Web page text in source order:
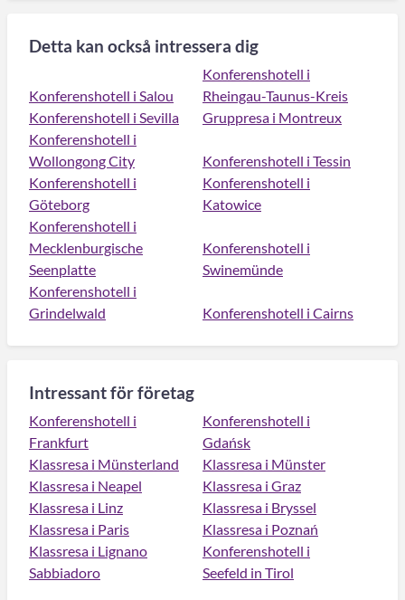
Detta kan också intressera dig
Konferenshotell i Salou
Konferenshotell i
Rheingau-Taunus-Kreis
Konferenshotell i Sevilla
Gruppresa i Montreux
Konferenshotell i
Wollongong City
Konferenshotell i Tessin
Konferenshotell i
Göteborg
Konferenshotell i
Katowice
Konferenshotell i
Mecklenburgische
Seenplatte
Konferenshotell i
Swinemünde
Konferenshotell i
Grindelwald
Konferenshotell i Cairns
Intressant för företag
Konferenshotell i
Frankfurt
Konferenshotell i
Gdańsk
Klassresa i Münsterland
Klassresa i Münster
Klassresa i Neapel
Klassresa i Graz
Klassresa i Linz
Klassresa i Bryssel
Klassresa i Paris
Klassresa i Poznań
Klassresa i Lignano
Sabbiadoro
Konferenshotell i
Seefeld in Tirol